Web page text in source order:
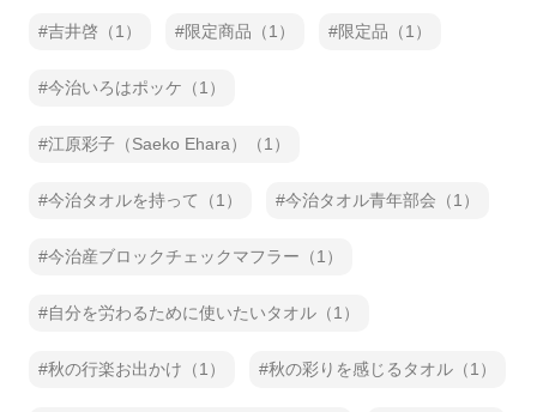
吉井啓（1） 限定商品（1） 限定品（1）
今治いろはポッケ（1）
江原彩子（Saeko Ehara）（1）
今治タオルを持って（1） 今治タオル青年部会（1）
今治産ブロックチェックマフラー（1）
自分を労わるために使いたいタオル（1）
秋の行楽お出かけ（1） 秋の彩りを感じるタオル（1）